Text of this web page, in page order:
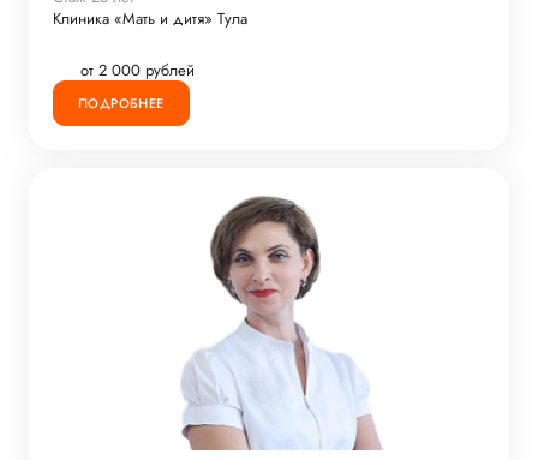
Клиника «Мать и дитя» Тула
от 2 000 рублей
ПОДРОБНЕЕ